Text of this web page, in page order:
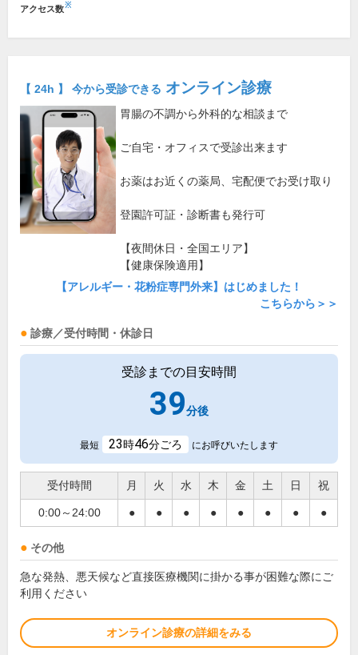
アクセス数※
【 24h 】 今から受診できる オンライン診療
胃腸の不調から外科的な相談まで
ご自宅・オフィスで受診出来ます
お薬はお近くの薬局、宅配便でお受け取り
登園許可証・診断書も発行可
【夜間休日・全国エリア】
【健康保険適用】
【アレルギー・花粉症専門外来】はじめました！
こちらから＞＞
診療／受付時間・休診日
受診までの目安時間
39分後
最短 23時46分ごろ にお呼びいたします
受付時間 月 火 水 木 金 土 日 祝
0:00～24:00 ● ● ● ● ● ● ● ●
その他
急な発熱、悪天候など直接医療機関に掛かる事が困難な際にご
利用ください
オンライン診療の詳細をみる